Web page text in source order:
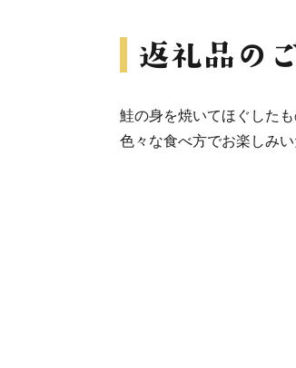
鮭の身を焼いてほぐした
色々な食べ方でお楽しみい